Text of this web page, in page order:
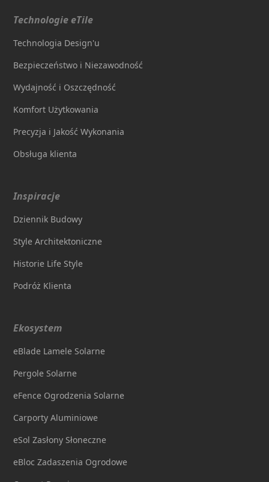
Technologie eTile
Technologia Design'u
Bezpieczeństwo i Niezawodność
Wydajność i Oszczędność
Komfort Użytkowania
Precyzja i Jakość Wykonania
Obsługa klienta
Inspiracje
Dziennik Budowy
Style Architektoniczne
Historie Life Style
Podróż Klienta
Ekosystem
eBlade Lamele Solarne
Pergole Solarne
eFence Ogrodzenia Solarne
Carporty Aluminiowe
eSol Zasłony Słoneczne
eBloc Zadaszenia Ogrodowe